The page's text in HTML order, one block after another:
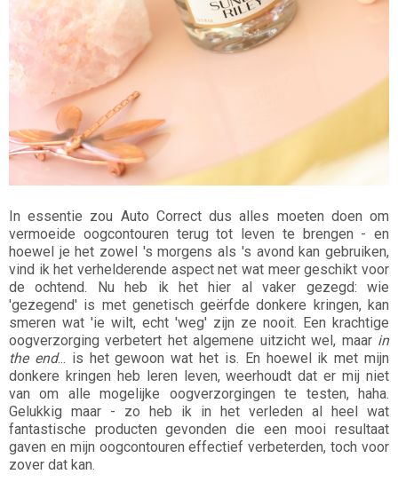
In essentie zou Auto Correct dus alles moeten doen om
vermoeide oogcontouren terug tot leven te brengen - en
hoewel je het zowel 's morgens als 's avond kan gebruiken,
vind ik het verhelderende aspect net wat meer geschikt voor
de ochtend. Nu heb ik het hier al vaker gezegd: wie
'gezegend' is met genetisch geërfde donkere kringen, kan
smeren wat 'ie wilt, echt 'weg' zijn ze nooit. Een krachtige
oogverzorging verbetert het algemene uitzicht wel, maar in
the end... is het gewoon wat het is. En hoewel ik met mijn
donkere kringen heb leren leven, weerhoudt dat er mij niet
van om alle mogelijke oogverzorgingen te testen, haha.
Gelukkig maar - zo heb ik in het verleden al heel wat
fantastische producten gevonden die een mooi resultaat
gaven en mijn oogcontouren effectief verbeterden, toch voor
zover dat kan.